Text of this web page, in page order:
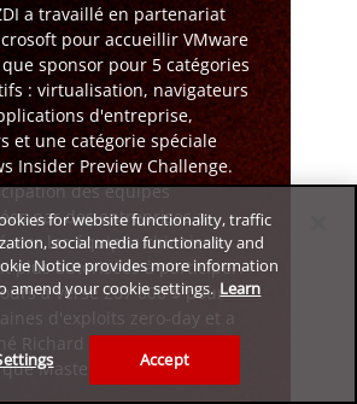
a travaillé en partenariat
pour accueillir VMware
sponsor pour 5 catégories
: virtualisation, navigateurs
d'entreprise,
et une catégorie spéciale
Insider Preview Challenge.
des équipes
par des entreprises a
car les équipes chinoises
plus autorisées à participer.
a versé 267 000 $ pour
d'exploits zero-day et a
Richard Zhu (fluorescence)
Master of Pwn.
for website functionality, traffic
social media functionality and
Notice provides more information
amend your cookie settings. Learn
Accept